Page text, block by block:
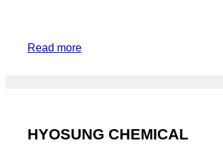
Read more
HYOSUNG CHEMICAL